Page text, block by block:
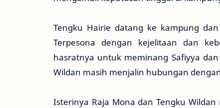
Tengku Hairie datang ke kampung
Terpesona dengan kejelitaan dan
hasratnya untuk meminang Safiyya
Wildan masih menjalin hubungan
Isterinya Raja Mona dan Tengku